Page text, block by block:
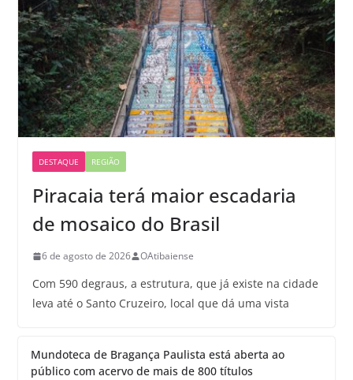
DESTAQUE REGIÃO
Piracaia terá maior escadaria
de mosaico do Brasil
6 de agosto de 2026 OAtibaiense
Com 590 degraus, a estrutura, que já existe na cidade
leva até o Santo Cruzeiro, local que dá uma vista
Mundoteca de Bragança Paulista está aberta ao
público com acervo de mais de 800 títulos